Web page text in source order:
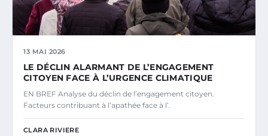
13 MAI 2026
LE DÉCLIN ALARMANT DE L’ENGAGEMENT
CITOYEN FACE À L’URGENCE CLIMATIQUE
EN BREF Analyse du déclin de l’engagement citoyen.
Facteurs contribuant à l’apathée face à l’.
CLARA RIVIERE